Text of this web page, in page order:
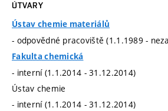
ÚTVARY
Ústav chemie materiálů
- odpovědné pracoviště (1.1.1989 -
Fakulta chemická
- interní (1.1.2014 - 31.12.2014)
Ústav chemie
- interní (1.1.2014 - 31.12.2014)